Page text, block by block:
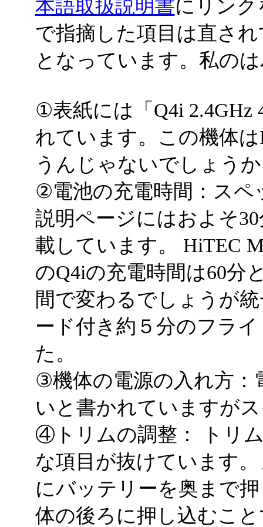
本語取扱説明書にリン
で指摘した項目は直さ
となっています。私の
①表紙には「Q4i 2.4GHz
れています。この機体
うんじゃないでしょう
②電池の充電時間：スペ
説明ページにはおよそ
載しています。 HiTEC
のQ4iの充電時間は60分
間で変わるでしょうが
ード付き約５分のフラ
た。
③機体の電源の入れ方：
いと書かれていますが
④トリムの調整： トリ
な項目が抜けています
にバッテリーを奥まで
体の後ろに押し込むこ